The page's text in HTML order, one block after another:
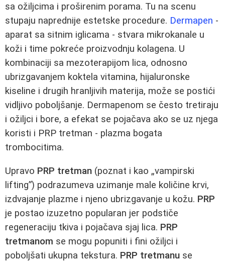
sa ožiljcima i proširenim porama. Tu na scenu
stupaju naprednije estetske procedure. Dermapen -
aparat sa sitnim iglicama - stvara mikrokanale u
koži i time pokreće proizvodnju kolagena. U
kombinaciji sa mezoterapijom lica, odnosno
ubrizgavanjem koktela vitamina, hijaluronske
kiseline i drugih hranljivih materija, može se postići
vidljivo poboljšanje. Dermapenom se često tretiraju
i ožiljci i bore, a efekat se pojačava ako se uz njega
koristi i PRP tretman - plazma bogata
trombocitima.
Upravo PRP tretman (poznat i kao „vampirski
lifting”) podrazumeva uzimanje male količine krvi,
izdvajanje plazme i njeno ubrizgavanje u kožu. PRP
je postao izuzetno popularan jer podstiče
regeneraciju tkiva i pojačava sjaj lica. PRP
tretmanom se mogu popuniti i fini ožiljci i
poboljšati ukupna tekstura. PRP tretmanu se